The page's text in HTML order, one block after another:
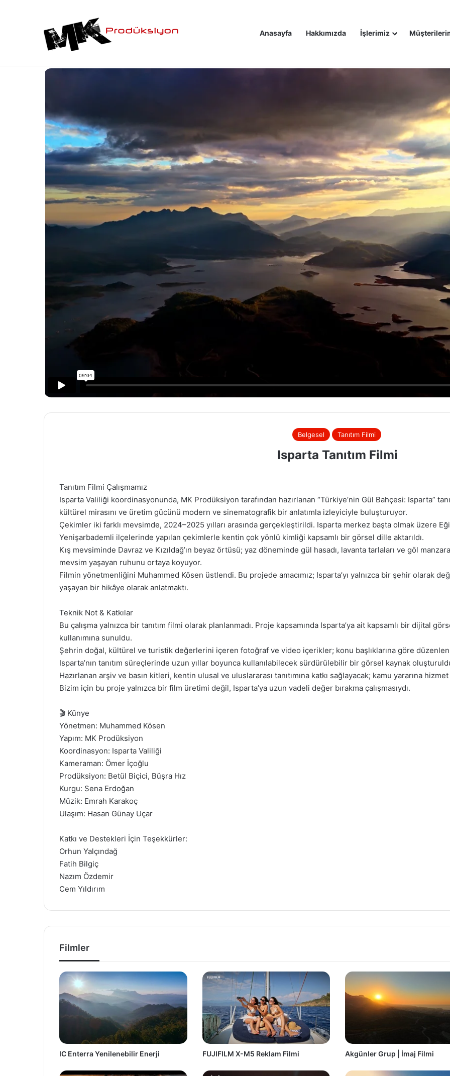
Anasayfa Hakkımızda İşlerimiz
Filmler Akgünler Grup | İmaj Filmi
Belgesel Tanıtım Filmi
Isparta Tanıtım Filmi
Tanıtım Filmi Çalışmamız
Isparta Valiliği koordinasyonunda, MK Prodüksiyon tarafından hazırlanan “Türkiye’nin Gül Bahçesi: Isparta”
kültürel mirasını ve üretim gücünü modern ve sinematografik bir anlatımla izleyiciyle buluşturuyor.
Çekimler iki farklı mevsimde, 2024–2025 yılları arasında gerçekleştirildi. Isparta merkez başta olmak üzere
Yenişarbademli ilçelerinde yapılan çekimlerle kentin çok yönlü kimliği kapsamlı bir görsel dille aktarıldı.
Kış mevsiminde Davraz ve Kızıldağ’ın beyaz örtüsü; yaz döneminde gül hasadı, lavanta tarlaları ve göl
mevsim yaşayan ruhunu ortaya koyuyor.
Filmin yönetmenliğini Muhammed Kösen üstlendi. Bu projede amacımız; Isparta’yı yalnızca bir şehir olarak
yaşayan bir hikâye olarak anlatmaktı.
Teknik Not & Katkılar
Bu çalışma yalnızca bir tanıtım filmi olarak planlanmadı. Proje kapsamında Isparta’ya ait kapsamlı bir dijital
kullanımına sunuldu.
Şehrin doğal, kültürel ve turistik değerlerini içeren fotoğraf ve video içerikler; konu başlıklarına göre
Isparta’nın tanıtım süreçlerinde uzun yıllar boyunca kullanılabilecek sürdürülebilir bir görsel kaynak
Hazırlanan arşiv ve basın kitleri, kentin ulusal ve uluslararası tanıtımına katkı sağlayacak; kamu yararına
Bizim için bu proje yalnızca bir film üretimi değil, Isparta’ya uzun vadeli değer bırakma çalışmasıydı.
🎬 Künye
Yönetmen: Muhammed Kösen
Yapım: MK Prodüksiyon
Koordinasyon: Isparta Valiliği
Kameraman: Ömer İçoğlu
Prodüksiyon: Betül Biçici, Büşra Hız
Kurgu: Sena Erdoğan
Müzik: Emrah Karakoç
Ulaşım: Hasan Günay Uçar
Katkı ve Destekleri İçin Teşekkürler:
Orhun Yalçındağ
Fatih Bilgiç
Nazım Özdemir
Cem Yıldırım
Filmler
IC Enterra Yenilenebilir Enerji FUJIFILM X-M5 Reklam Filmi Akgünler Grup | İmaj Filmi